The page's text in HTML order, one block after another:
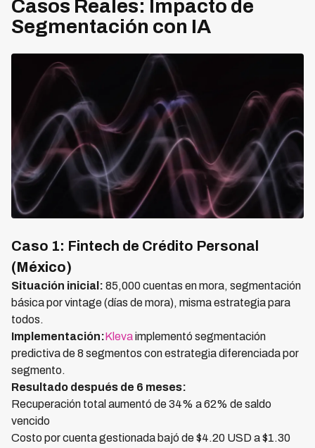
Casos Reales: Impacto de
Segmentación con IA
Caso 1: Fintech de Crédito Personal
(México)
Situación inicial: 85,000 cuentas en mora, segmentación
básica por vintage (días de mora), misma estrategia para
todos.
Implementación: Klevaimplementó segmentación
predictiva de 8 segmentos con estrategia diferenciada por
segmento.
Resultado después de 6 meses:
Recuperación total aumentó de 34% a 62% de saldo
vencido
Costo por cuenta gestionada bajó de $4.20 USD a $1.30